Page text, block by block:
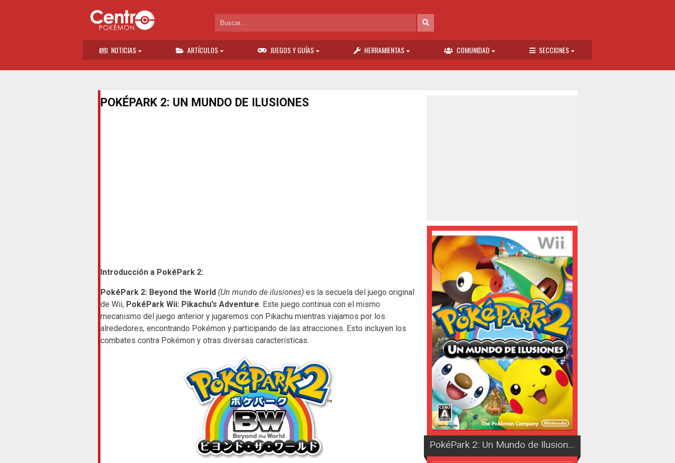
NOTICIAS ARTÍCULOS JUEGOS Y GUÍAS HERRAMIENTAS COMUNIDAD SECCIONES
POKÉPARK 2: UN MUNDO DE ILUSIONES
Introducción a PokéPark 2:
PokéPark 2: Beyond the World (Un mundo de ilusiones)es la secuela del juego original
de Wii, PokéPark Wii: Pikachu’s Adventure. Este juego continua con el mismo
mecanismo del juego anterior y jugaremos con Pikachu mientras viajamos por los
alrededores, encontrando Pokémon y participando de las atracciones. Esto incluyen los
combates contra Pokémon y otras diversas características.
PokéPark 2: Un Mundo de Ilusiones